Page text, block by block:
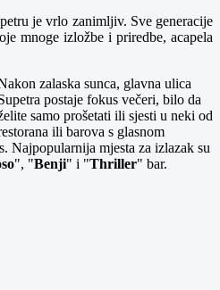
je vrlo zanimljiv. Sve generacije
mnoge izložbe i priredbe, acapela
zalaska sunca, glavna ulica
postaje fokus večeri, bilo da
samo prošetati ili sjesti u neki od
ili barova s glasnom
Najpopularnija mjesta za izlazak su
", "Benji" i "Thriller" bar.